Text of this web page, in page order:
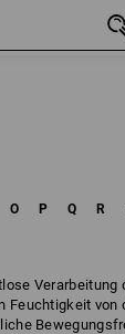
O P Q R
Verarbeitung
von